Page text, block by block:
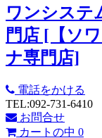
ワンシステ
門店 [【ソ
ナ専門店]
電話をかける
TEL:092-731-6410
お問合せ
カートの中 0